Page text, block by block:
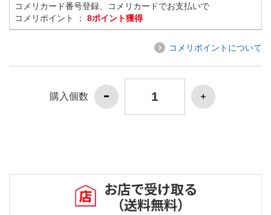
コメリカード番号登録、コメリカードでお支払いで
コメリポイント ： 8ポイント獲得
コメリポイントについて
購入個数
お店で受け取る
（送料無料）